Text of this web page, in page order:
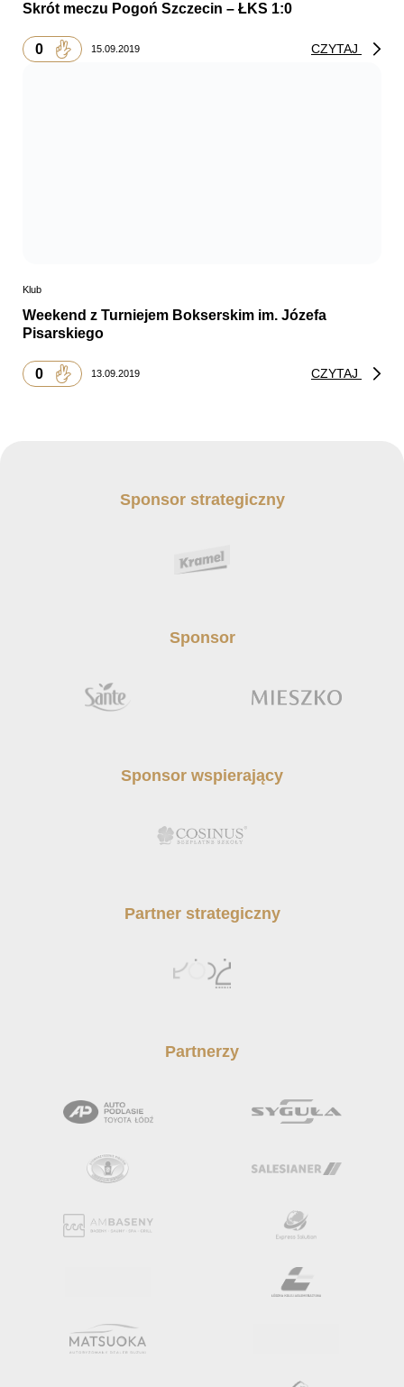
Skrót meczu Pogoń Szczecin – ŁKS 1:0
0 15.09.2019 CZYTAJ
Klub
Weekend z Turniejem Bokserskim im. Józefa
Pisarskiego
0 13.09.2019 CZYTAJ
Sponsor strategiczny
Sponsor
Sponsor wspierający
Partner strategiczny
Partnerzy